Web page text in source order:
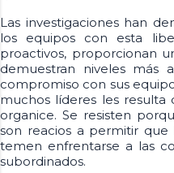
Las investigaciones han
los equipos con esta
proactivos, proporcionan
demuestran niveles más
compromiso con sus
muchos líderes les
organice. Se resisten
son reacios a permitir
temen enfrentarse a las
subordinados.